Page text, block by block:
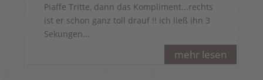
mehr lesen
Piaffe Tritte, dann das Kompliment...rechts
ist er schon ganz toll drauf !! ich ließ ihn 3
Sekungen...